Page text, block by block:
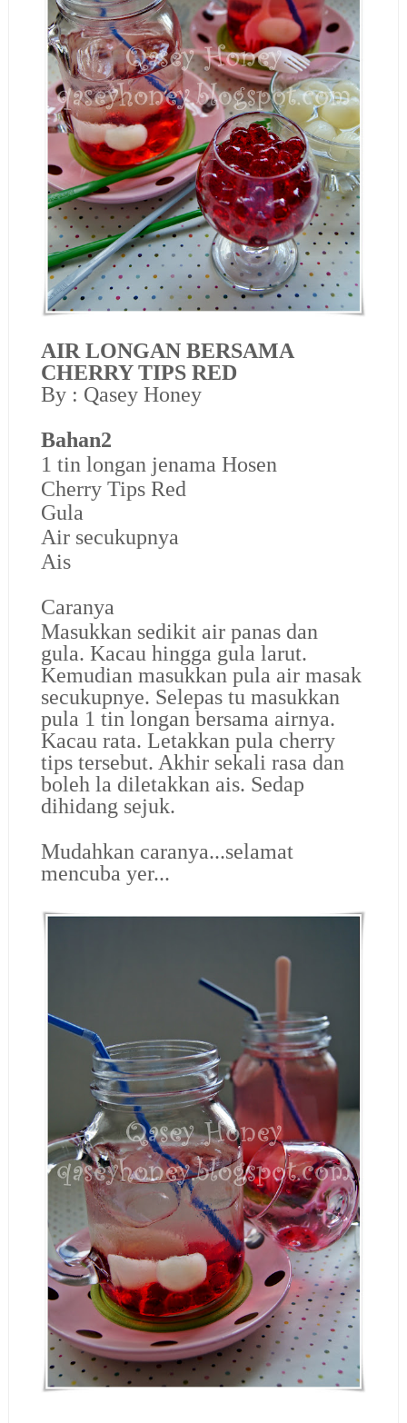
AIR LONGAN BERSAMA
CHERRY TIPS RED
By : Qasey Honey
Bahan2
1 tin longan jenama Hosen
Cherry Tips Red
Gula
Air secukupnya
Ais
Caranya
Masukkan sedikit air panas dan
gula. Kacau hingga gula larut.
Kemudian masukkan pula air masak
secukupnye. Selepas tu masukkan
pula 1 tin longan bersama airnya.
Kacau rata. Letakkan pula cherry
tips tersebut. Akhir sekali rasa dan
boleh la diletakkan ais. Sedap
dihidang sejuk.
Mudahkan caranya...selamat
mencuba yer...